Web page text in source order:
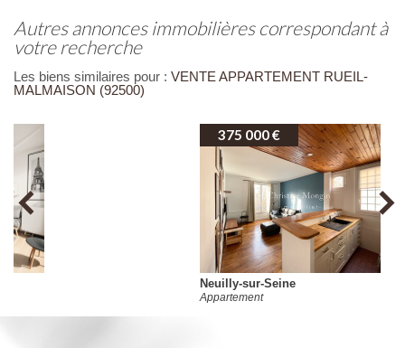
autres annonces immobilières correspondant à
votre recherche
Les biens similaires pour : VENTE APPARTEMENT RUEIL-
MALMAISON (92500)
Neuilly-sur-Seine